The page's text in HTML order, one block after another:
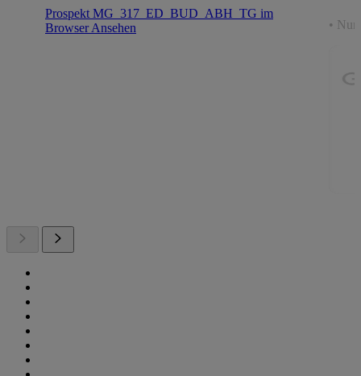
Prospekt MG_317_ED_BUD_ABH_TG im
BrowserAnsehen • Nur